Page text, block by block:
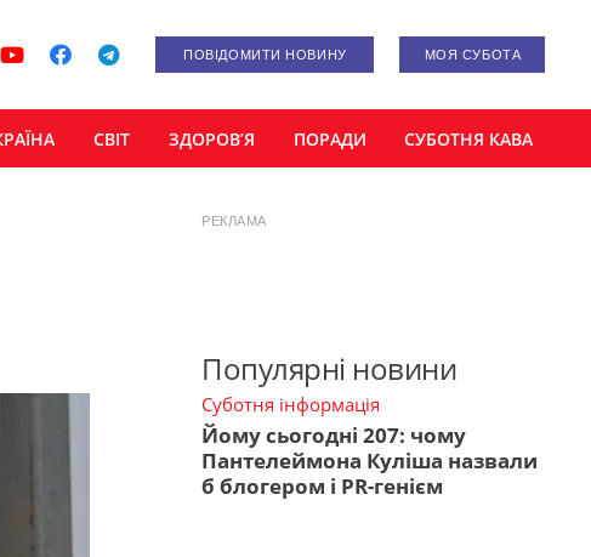
ПОВІДОМИТИ НОВИНУ МОЯ СУБОТА
СВІТ ЗДОРОВ’Я ПОРАДИ СУБОТНЯ КАВА
РЕКЛАМА
Популярні новини
Суботня інформація
Йому сьогодні 207: чому
Пантелеймона Куліша назвали
б блогером і PR-генієм